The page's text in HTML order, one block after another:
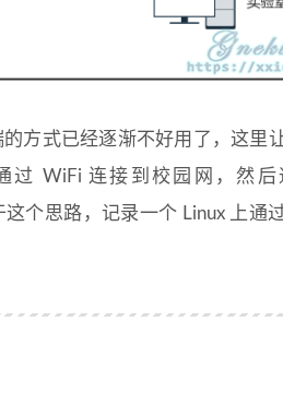
方式已经逐渐不好用了，这里
过 WiFi 连接到校园网，然后
个思路，记录一个 Linux 上通